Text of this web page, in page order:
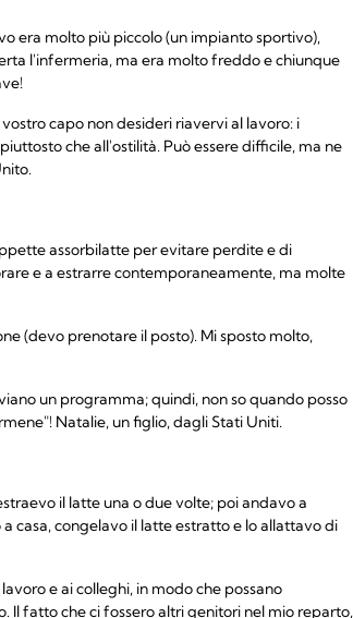
era molto più piccolo (un impianto sportivo),
l'infermeria, ma era molto freddo e chiunque
capo non desideri riavervi al lavoro: i
che all'ostilità. Può essere difficile, ma ne
assorbilatte per evitare perdite e di
e a estrarre contemporaneamente, ma molte
(devo prenotare il posto). Mi sposto molto,
un programma; quindi, non so quando posso
Natalie, un figlio, dagli Stati Uniti.
il latte una o due volte; poi andavo a
casa, congelavo il latte estratto e lo allattavo di
e ai colleghi, in modo che possano
Il fatto che ci fossero altri genitori nel mio reparto,